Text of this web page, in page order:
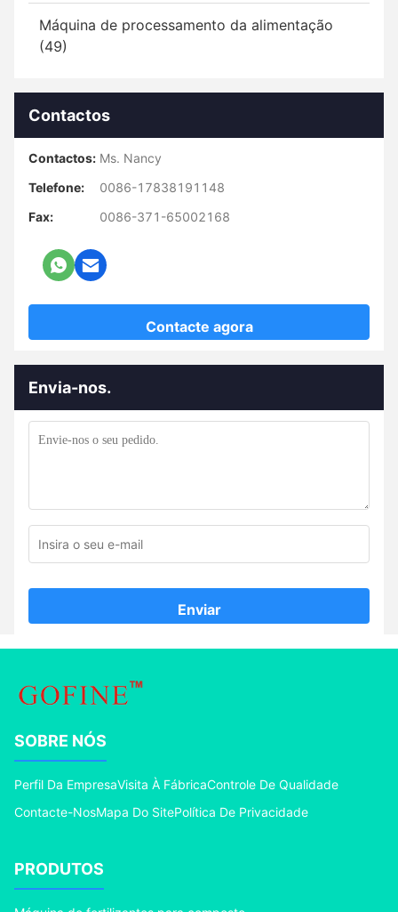
Máquina de processamento da alimentação
(49)
Contactos
Contactos: Ms. Nancy
Telefone:
0086-17838191148
Fax:
0086-371-65002168
Contacte agora
Envia-nos.
Enviar
SOBRE NÓS
Perfil Da EmpresaVisita À FábricaControle De Qualidade
Contacte-NosMapa Do SitePolítica De Privacidade
PRODUTOS